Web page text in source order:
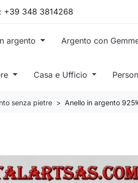
+39 348 3814268
argento Argento con
Casa e Ufficio
senza pietre Anello in argento